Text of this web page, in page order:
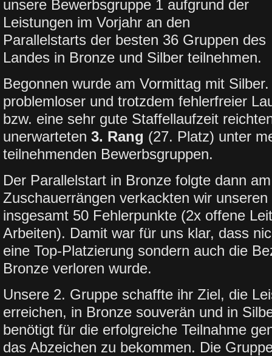
unsere Bewerbsgruppe 1 aufgrund der
Leistungen im Vorjahr an den
Parallelstarts der besten 36 Gruppen des
Landes in Bronze und Silber teilnehmen.
Begonnen wurde am Vormittag mit
problemloser und trotzdem fehlerfreier
bzw. eine sehr gute Staffellaufzeit
unerwarteten 3. Rang (27. Platz) unter
teilnehmenden Bewerbsgruppen.
Der Parallelstart in Bronze folgte dann
Zuschauerrängen verkackten wir
insgesamt 50 Fehlerpunkte (2x offene
Arbeiten). Damit war für uns klar, dass
eine Top-Platzierung sondern auch die
Bronze verloren wurde.
Unsere 2. Gruppe schaffte ihr Ziel, die
erreichen, in Bronze souverän und in
benötigt für die erfolgreiche Teilnahme
das Abzeichen zu bekommen. Die